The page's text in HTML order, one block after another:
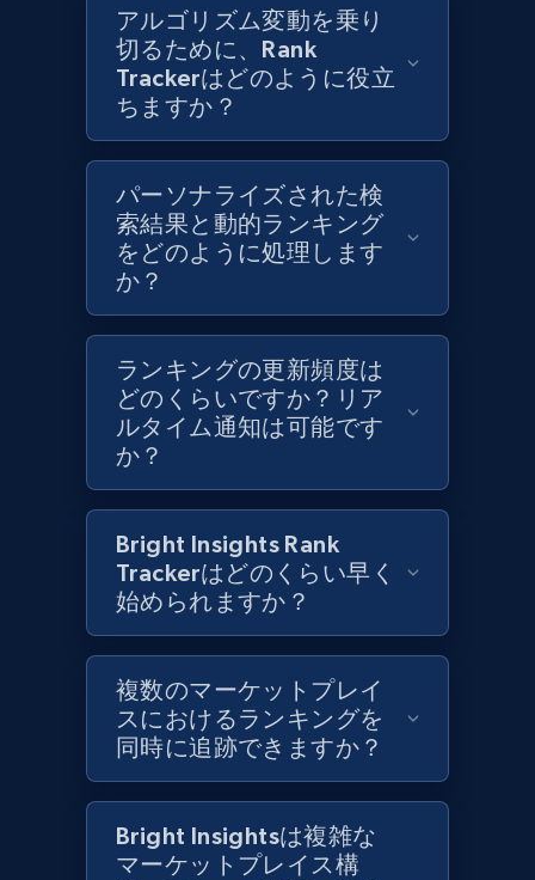
URL, Product id, Title, Product description,
Rating, Reviews count, Initial price, Discount,
and more.
1.3K+ 175+ 今すぐ始める
Zara - Products
Category id, Product id, Product name, Price,
Currency, Colour code, Colour, Description, and
more.
1.2K+ 208+ 今すぐ始める
Zara - Products - discovery by category url
Category id, Product id, Product name, Price,
Currency, Colour code, Colour, Description, and
1.2K+ 208+ 今すぐ始める
Best Buy products
URL, Product id, Title, Images, Final price,
Currency, Discount, Initial price, and more.
アルゴリズム変動を乗り
切るために、Rank
Trackerはどのように役立
ちますか？
パーソナライズされた検
索結果と動的ランキング
をどのように処理します
か？
ランキングの更新頻度は
どのくらいですか？リア
ルタイム通知は可能です
か？
Bright Insights Rank
Trackerはどのくらい早く
始められますか？
複数のマーケットプレイ
スにおけるランキングを
同時に追跡できますか？
Bright Insightsは複雑な
マーケットプレイス構